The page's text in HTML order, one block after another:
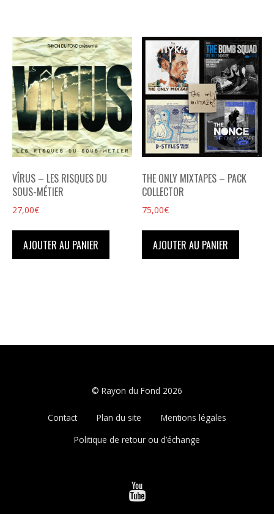
VÎRUS – LES RISQUES DU
SOUS-MÉTIER
27,00€
AJOUTER AU PANIER
THE ONLY MIXTAPES – PACK
COLLECTOR
75,00€
AJOUTER AU PANIER
© Rayon du Fond 2026
Contact Plan du site
Mentions légales
Politique de retour ou d’échange